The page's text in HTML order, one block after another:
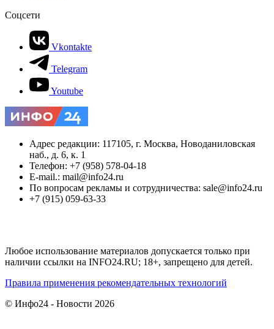
Соцсети
Vkontakte
Telegram
Youtube
Адрес редакции: 117105, г. Москва, Новоданиловская
наб., д. 6, к. 1
Телефон: +7 (958) 578-04-18
E-mail.: mail@info24.ru
По вопросам рекламы и сотрудничества: sale@info24.ru
+7 (915) 059-63-33
Любое использование материалов допускается только при
наличии ссылки на INFO24.RU; 18+, запрещено для детей.
Правила применения рекомендательных технологий
© Инфо24 - Новости 2026